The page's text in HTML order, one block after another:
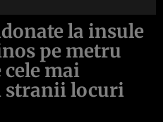
la insule
pe metru
mai
stranii locuri